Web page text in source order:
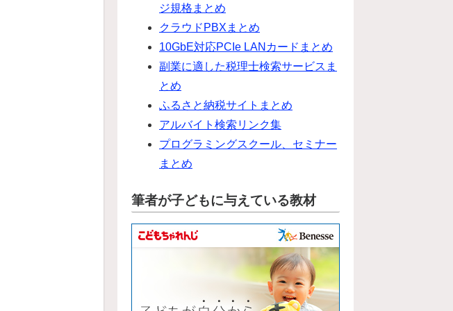
ジ規格まとめ
クラウドPBXまとめ
10GbE対応PCIe LANカードまとめ
副業に適した税理士検索サービスま
とめ
ふるさと納税サイトまとめ
アルバイト検索リンク集
プログラミングスクール、セミナー
まとめ
筆者が子どもに与えている教材